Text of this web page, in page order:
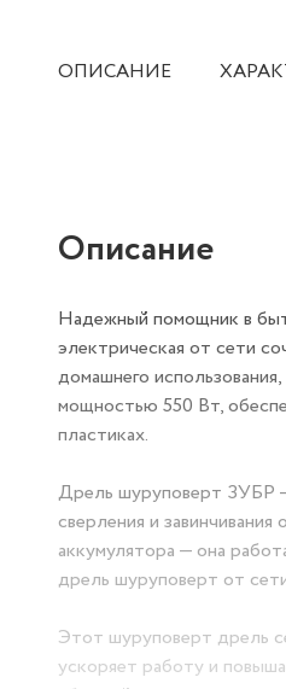
ОПИСАНИЕ
Описание
Надежный помощник в
электрическая от сети
домашнего
мощностью 550 Вт,
пластиках.
Дрель шуруповерт ЗУБР
сверления и
аккумулятора — она
дрель шуруповерт от
Этот шуруповерт дрель
ускоряет работу и